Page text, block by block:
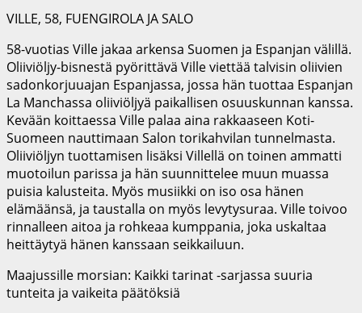
VILLE, 58, FUENGIROLA JA SALO
58-vuotias Ville jakaa arkensa Suomen ja Espanjan välillä.
Oliiviöljy-bisnestä pyörittävä Ville viettää talvisin oliivien
sadonkorjuuajan Espanjassa, jossa hän tuottaa Espanjan
La Manchassa oliiviöljyä paikallisen osuuskunnan kanssa.
Kevään koittaessa Ville palaa aina rakkaaseen Koti-
Suomeen nauttimaan Salon torikahvilan tunnelmasta.
Oliiviöljyn tuottamisen lisäksi Villellä on toinen ammatti
muotoilun parissa ja hän suunnittelee muun muassa
puisia kalusteita. Myös musiikki on iso osa hänen
elämäänsä, ja taustalla on myös levytysuraa. Ville toivoo
rinnalleen aitoa ja rohkeaa kumppania, joka uskaltaa
heittäytyä hänen kanssaan seikkailuun.
Maajussille morsian: Kaikki tarinat -sarjassa suuria
tunteita ja vaikeita päätöksiä